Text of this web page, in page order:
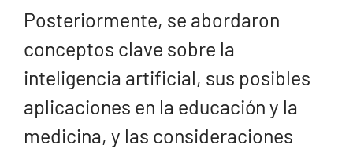
Posteriormente, se abordaron
conceptos clave sobre la
inteligencia artificial, sus posibles
aplicaciones en la educación y la
medicina, y las consideraciones